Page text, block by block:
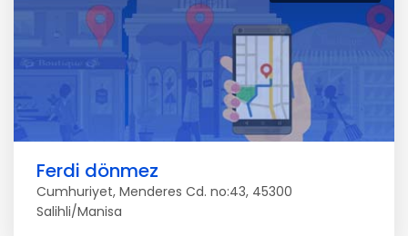
Ferdi dönmez
Cumhuriyet, Menderes Cd. no:43, 45300
Salihli/Manisa